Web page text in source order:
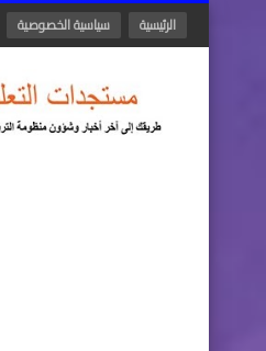
الرئيسية سياسية الخصوصية